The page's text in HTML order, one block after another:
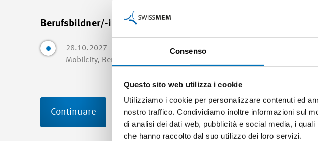
Consenso
Questo sito web utilizza i cookie
Utilizziamo i cookie per personalizzare contenuti ed
nostro traffico. Condividiamo inoltre informazioni sul
di analisi dei dati web, pubblicità e social media, i
che hanno raccolto dal suo utilizzo dei loro servizi.
Berufsbildner/-in in Lehrbetrieben - Modul A
28.10.2027 - 11.01.2028 (Nr. 27083-A)
Mobilcity, Bern
Continuare